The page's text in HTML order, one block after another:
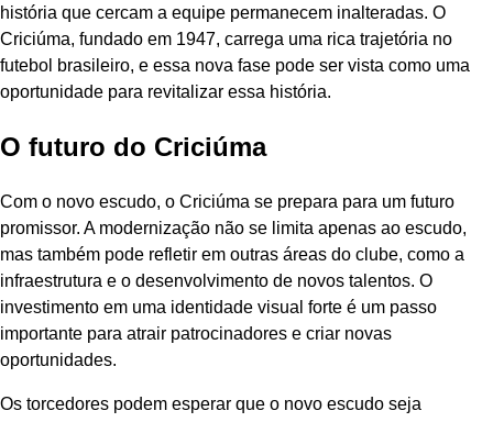
história que cercam a equipe permanecem inalteradas. O
Criciúma, fundado em 1947, carrega uma rica trajetória no
futebol brasileiro, e essa nova fase pode ser vista como uma
oportunidade para revitalizar essa história.
O futuro do Criciúma
Com o novo escudo, o Criciúma se prepara para um futuro
promissor. A modernização não se limita apenas ao escudo,
mas também pode refletir em outras áreas do clube, como a
infraestrutura e o desenvolvimento de novos talentos. O
investimento em uma identidade visual forte é um passo
importante para atrair patrocinadores e criar novas
oportunidades.
Os torcedores podem esperar que o novo escudo seja